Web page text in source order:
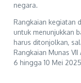
negara.
Rangkaian kegiatan
untuk menunjukkan
harus ditonjolkan,
Rangkaian Munas
6 hingga 10 Mei